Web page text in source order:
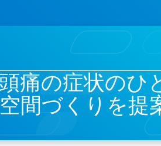
痛の症状のひ
間づくりを提